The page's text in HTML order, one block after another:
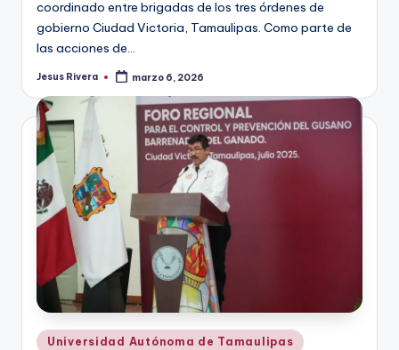
coordinado entre brigadas de los tres órdenes de
gobierno Ciudad Victoria, Tamaulipas. Como parte de
las acciones de…
Publicado
Jesus Rivera marzo 6, 2026
Publicado
Universidad Autónoma de Tamaulipas